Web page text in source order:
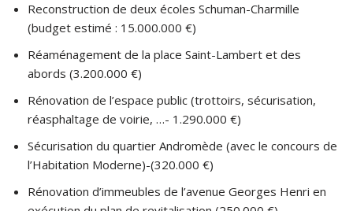
Reconstruction de deux écoles Schuman-Charmille
(budget estimé : 15.000.000 €)
Réaménagement de la place Saint-Lambert et des
abords (3.200.000 €)
Rénovation de l’espace public (trottoirs, sécurisation,
réasphaltage de voirie, …- 1.290.000 €)
Sécurisation du quartier Andromède (avec le concours de
l’Habitation Moderne)-(320.000 €)
Rénovation d’immeubles de l’avenue Georges Henri en